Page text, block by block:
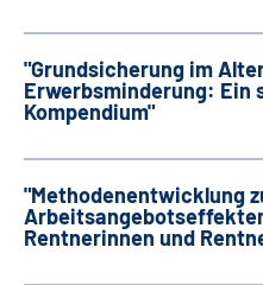
"Grundsicherung im
Erwerbsminderung:
Kompendium"
"Methodenentwicklung
Rentnerinnen und